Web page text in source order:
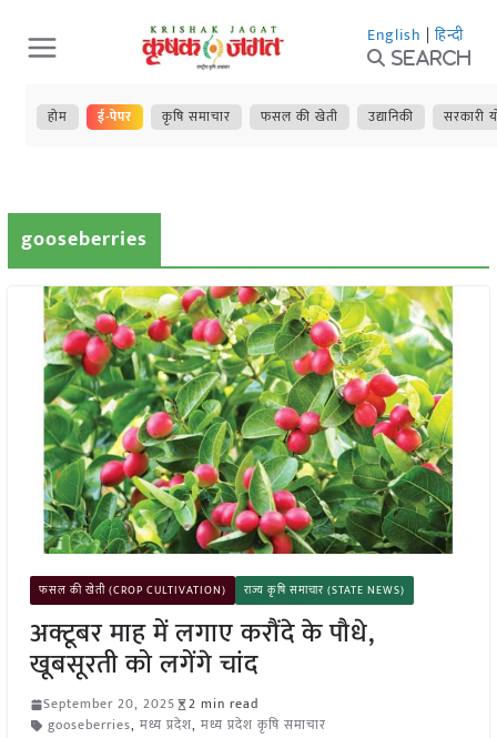
Skip
to
content
English | हिन्दी
Search
होम ई-पेपर कृषि समाचार फसल की खेती उद्यानिकी सरकारी
gooseberries
फसल की खेती (CROP CULTIVATION) राज्य कृषि समाचार (STATE NEWS)
अक्टूबर माह में लगाए करौंदे के पौधे,
खूबसूरती को लगेंगे चांद
September 20, 2025
2 min read
gooseberries, मध्य प्रदेश, मध्य प्रदेश कृषि समाचार